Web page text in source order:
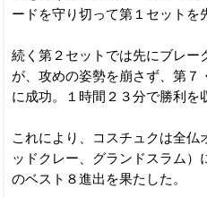
ードを守り切って第１セットを
続く第２セットでは先にブレー
が、攻めの姿勢を崩さず、第７
に成功。１時間２３分で勝利を
これにより、コスチュクは全仏
ッドクレー、グランドスラム
のベスト８進出を果たした。